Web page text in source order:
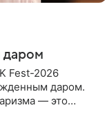
даром
Fest-2026
даром.
— это